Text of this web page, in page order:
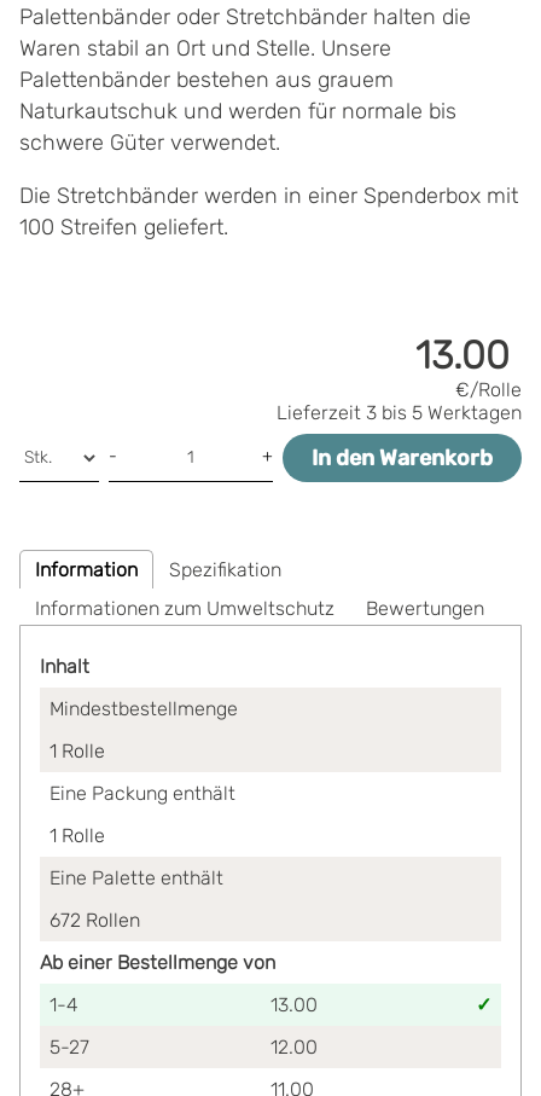
Palettenbänder oder Stretchbänder halten die
Waren stabil an Ort und Stelle. Unsere
Palettenbänder bestehen aus grauem
Naturkautschuk und werden für normale bis
schwere Güter verwendet.
Die Stretchbänder werden in einer Spenderbox mit
100 Streifen geliefert.
13.00
€/Rolle
Lieferzeit 3 bis 5 Werktagen
- + In den Warenkorb
Information
Spezifikation
Informationen zum Umweltschutz
Bewertungen
Inhalt
Mindestbestellmenge
1 Rolle
Eine Packung enthält
1 Rolle
Eine Palette enthält
672 Rollen
Ab einer Bestellmenge von
1-4
13.00
5-27
12.00
28+
11.00